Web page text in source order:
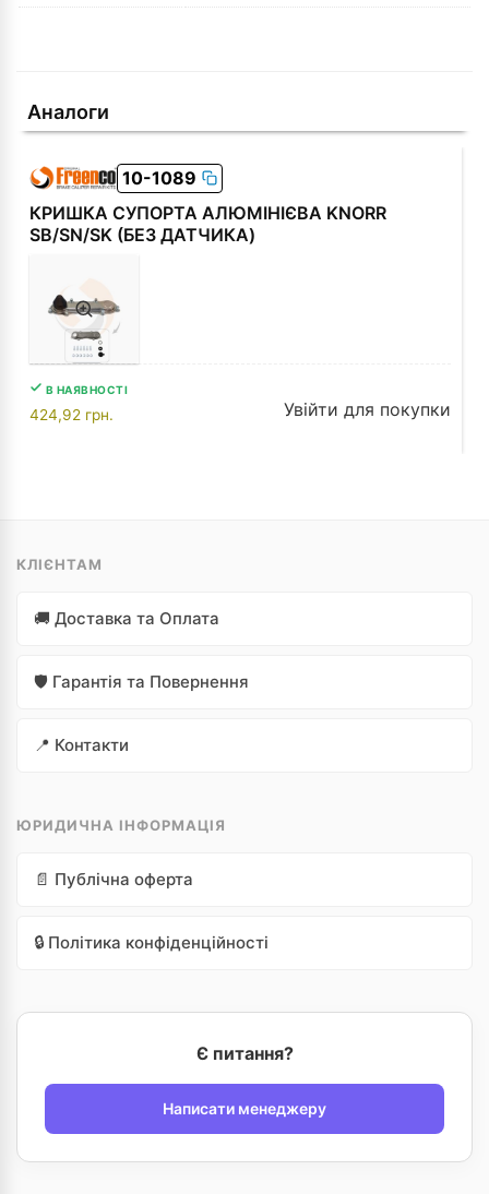
Аналоги
10-1089
КРИШКА СУПОРТА АЛЮМІНІЄВА KNORR
SB/SN/SK (БЕ3 ДАТЧИКА)
В НАЯВНОСТІ
424,92 грн. Увійти для покупки
КЛІЄНТАМ
🚚 Доставка та Оплата
🛡️ Гарантія та Повернення
📍 Контакти
ЮРИДИЧНА ІНФОРМАЦІЯ
📄 Публічна оферта
🔒 Політика конфіденційності
Є питання?
Написати менеджеру